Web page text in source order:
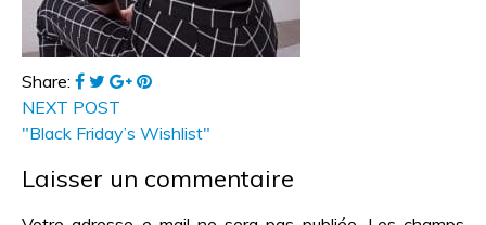
Share:
NEXT POST
"Black Friday’s Wishlist"
Laisser un commentaire